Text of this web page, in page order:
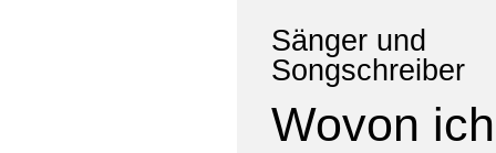
Sänger und
Songschreiber
Wovon ich